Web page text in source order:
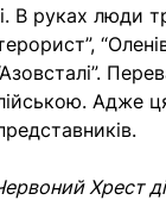
В руках люди
Адже
Хрест